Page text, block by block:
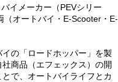
イメーカー（PEVシリー
（オートバイ・E-Scooter・E-
の「ロードホッパー」を製
商品（エフェックス）の開
で、オートバイライフとカ